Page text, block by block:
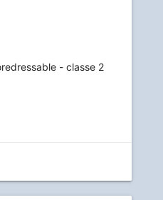
- classe 2